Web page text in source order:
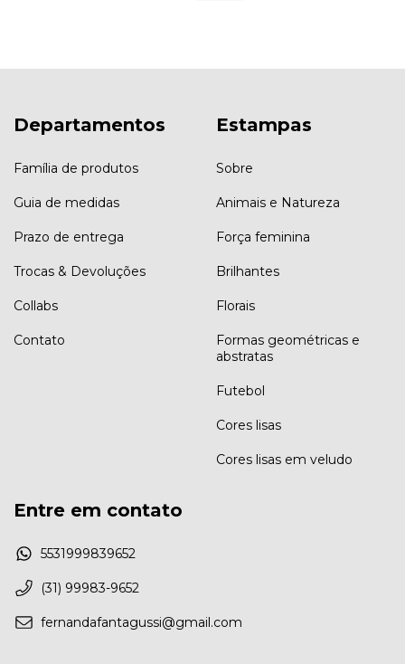
Departamentos
Família de produtos
Guia de medidas
Prazo de entrega
Trocas & Devoluções
Collabs
Contato
Estampas
Sobre
Animais e Natureza
Força feminina
Brilhantes
Florais
Formas geométricas e
abstratas
Futebol
Cores lisas
Cores lisas em veludo
Entre em contato
5531999839652
(31) 99983-9652
fernandafantagussi@gmail.com